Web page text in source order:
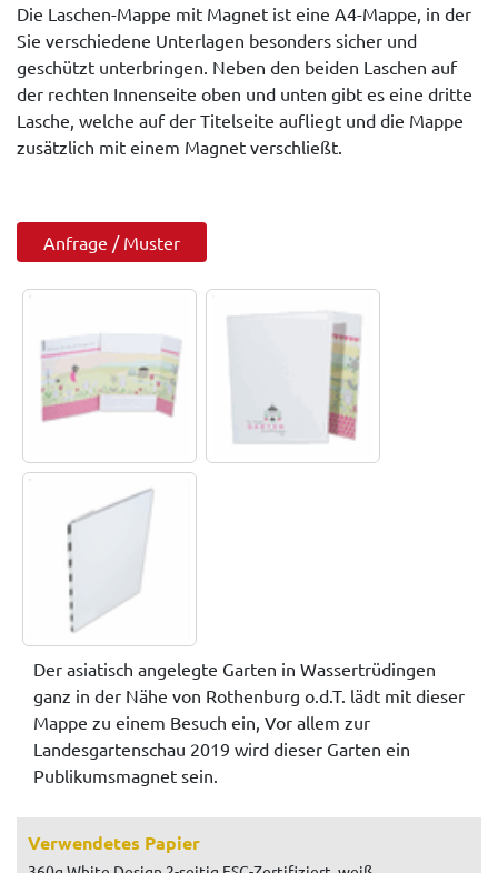
Die Laschen-Mappe mit Magnet ist eine A4-Mappe, in der
Sie verschiedene Unterlagen besonders sicher und
geschützt unterbringen. Neben den beiden Laschen auf
der rechten Innenseite oben und unten gibt es eine dritte
Lasche, welche auf der Titelseite aufliegt und die Mappe
zusätzlich mit einem Magnet verschließt.
Anfrage / Muster
Der asiatisch angelegte Garten in Wassertrüdingen
ganz in der Nähe von Rothenburg o.d.T. lädt mit dieser
Mappe zu einem Besuch ein, Vor allem zur
Landesgartenschau 2019 wird dieser Garten ein
Publikumsmagnet sein.
Verwendetes Papier